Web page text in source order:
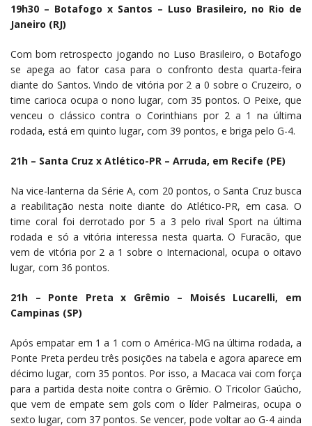
19h30 – Botafogo x Santos – Luso Brasileiro, no Rio de
Janeiro (RJ)
Com bom retrospecto jogando no Luso Brasileiro, o Botafogo
se apega ao fator casa para o confronto desta quarta-feira
diante do Santos. Vindo de vitória por 2 a 0 sobre o Cruzeiro, o
time carioca ocupa o nono lugar, com 35 pontos. O Peixe, que
venceu o clássico contra o Corinthians por 2 a 1 na última
rodada, está em quinto lugar, com 39 pontos, e briga pelo G-4.
21h – Santa Cruz x Atlético-PR – Arruda, em Recife (PE)
Na vice-lanterna da Série A, com 20 pontos, o Santa Cruz busca
a reabilitação nesta noite diante do Atlético-PR, em casa. O
time coral foi derrotado por 5 a 3 pelo rival Sport na última
rodada e só a vitória interessa nesta quarta. O Furacão, que
vem de vitória por 2 a 1 sobre o Internacional, ocupa o oitavo
lugar, com 36 pontos.
21h – Ponte Preta x Grêmio – Moisés Lucarelli, em
Campinas (SP)
Após empatar em 1 a 1 com o América-MG na última rodada, a
Ponte Preta perdeu três posições na tabela e agora aparece em
décimo lugar, com 35 pontos. Por isso, a Macaca vai com força
para a partida desta noite contra o Grêmio. O Tricolor Gaúcho,
que vem de empate sem gols com o líder Palmeiras, ocupa o
sexto lugar, com 37 pontos. Se vencer, pode voltar ao G-4 ainda